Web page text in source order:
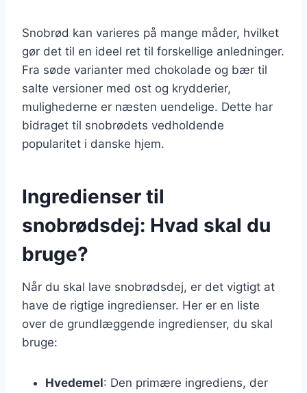
Snobrød kan varieres på mange måder, hvilket
gør det til en ideel ret til forskellige anledninger.
Fra søde varianter med chokolade og bær til
salte versioner med ost og krydderier,
mulighederne er næsten uendelige. Dette har
bidraget til snobrødets vedholdende
popularitet i danske hjem.
Ingredienser til
snobrødsdej: Hvad skal du
bruge?
Når du skal lave snobrødsdej, er det vigtigt at
have de rigtige ingredienser. Her er en liste
over de grundlæggende ingredienser, du skal
bruge:
Hvedemel: Den primære ingrediens, der